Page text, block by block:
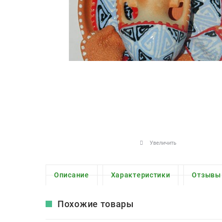
Увеличить
Описание Характеристики Отзывы
Похожие товары